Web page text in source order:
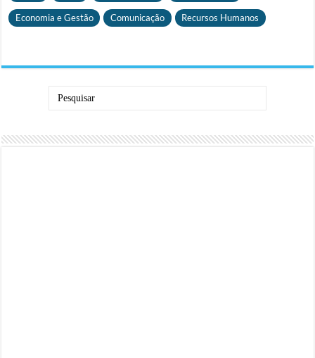
Economia e Gestão Comunicação Recursos Humanos